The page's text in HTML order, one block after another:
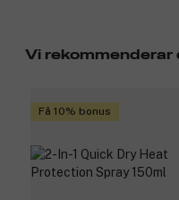
Vi rekommenderar
Få 10% bonus